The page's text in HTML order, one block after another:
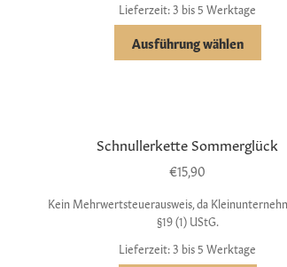
Lieferzeit: 3 bis 5 Werktage
Ausführung wählen
Schnullerkette Sommerglück
€15,90
Kein Mehrwertsteuerausweis, da
§19 (1) UStG.
Lieferzeit: 3 bis 5 Werktage